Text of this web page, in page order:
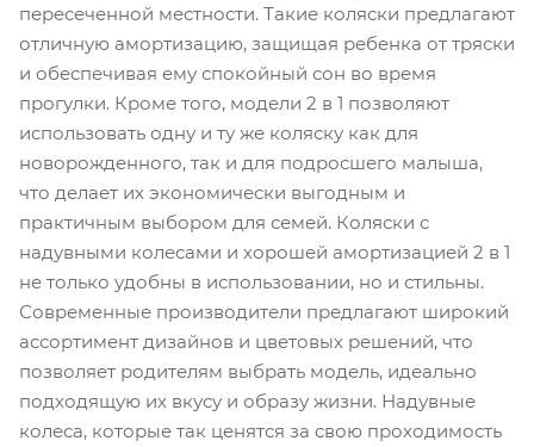
пересеченной местности. Такие коляски предлагают
отличную амортизацию, защищая ребенка от тряски
и обеспечивая ему спокойный сон во время
прогулки. Кроме того, модели 2 в 1 позволяют
использовать одну и ту же коляску как для
новорожденного, так и для подросшего малыша,
что делает их экономически выгодным и
практичным выбором для семей. Коляски с
надувными колесами и хорошей амортизацией 2 в 1
не только удобны в использовании, но и стильны.
Современные производители предлагают широкий
ассортимент дизайнов и цветовых решений, что
позволяет родителям выбрать модель, идеально
подходящую их вкусу и образу жизни. Надувные
колеса, которые так ценятся за свою проходимость